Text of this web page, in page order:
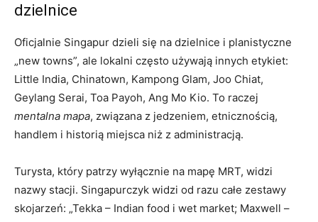
dzielnice
Oficjalnie Singapur dzieli się na dzielnice i planistyczne
„new towns”, ale lokalni często używają innych etykiet:
Little India, Chinatown, Kampong Glam, Joo Chiat,
Geylang Serai, Toa Payoh, Ang Mo Kio. To raczej
mentalna mapa, związana z jedzeniem, etnicznością,
handlem i historią miejsca niż z administracją.
Turysta, który patrzy wyłącznie na mapę MRT, widzi
nazwy stacji. Singapurczyk widzi od razu całe zestawy
skojarzeń: „Tekka – Indian food i wet market; Maxwell –